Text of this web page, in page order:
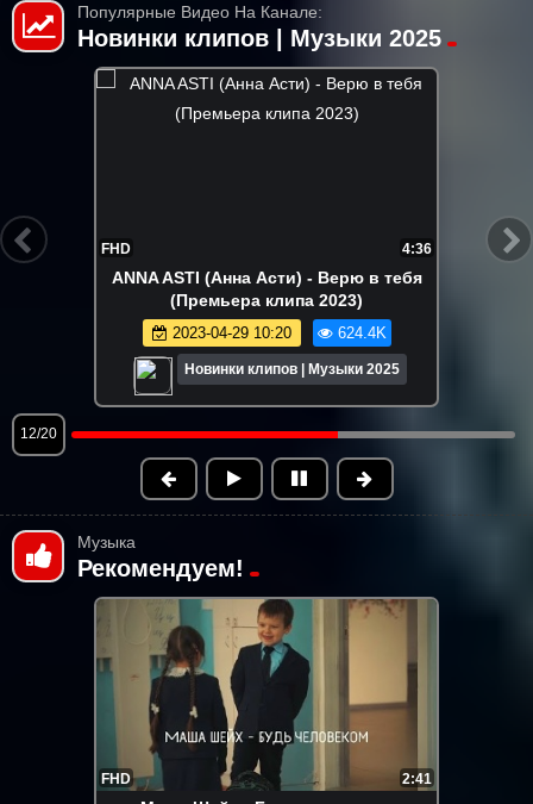
Популярные Видео На Канале:
Новинки клипов | Музыки 2025
Милана Хаметова & Milana Star - ЛП
(Премьера клипа 2022)
2022-09-20 14:55 617.2K
Новинки клипов | Музыки 2025
13/20
Музыка
Рекомендуем!
FHD 2:41